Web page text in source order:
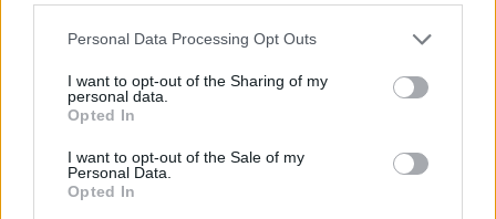
Please note that this website/app uses one or more Google
not limited to your visit or usage behaviour. You may click to
grant or deny consent to Google and its third-party tags to
use your data for below specified purposes in below Google
consent section.
Personal Data Processing Opt Outs
I want to opt-out of the Sharing of my
personal data.
Opted In
I want to opt-out of the Sale of my
Personal Data.
Opted In
Ricevi le nostre ultime news
daGoogle News